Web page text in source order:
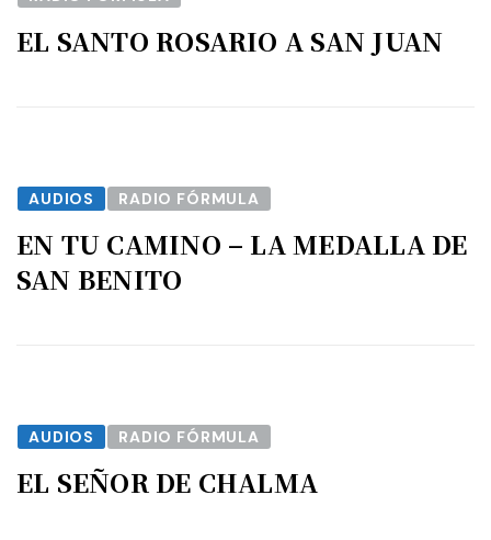
EL SANTO ROSARIO A SAN JUAN
AUDIOS RADIO FÓRMULA
EN TU CAMINO – LA MEDALLA DE
SAN BENITO
AUDIOS RADIO FÓRMULA
EL SEÑOR DE CHALMA